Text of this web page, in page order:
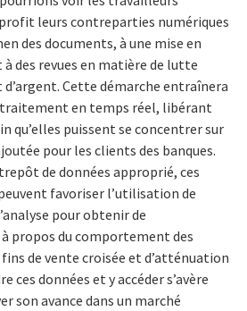
leurs contreparties numériques
des documents, à une mise en
des revues en matière de lutte
Cette démarche entraînera
en temps réel, libérant
qu’elles puissent se concentrer sur
pour les clients des banques.
de données approprié, ces
favoriser l’utilisation de
pour obtenir de
propos du comportement des
de vente croisée et d’atténuation
ces données et y accéder s’avère
son avance dans un marché